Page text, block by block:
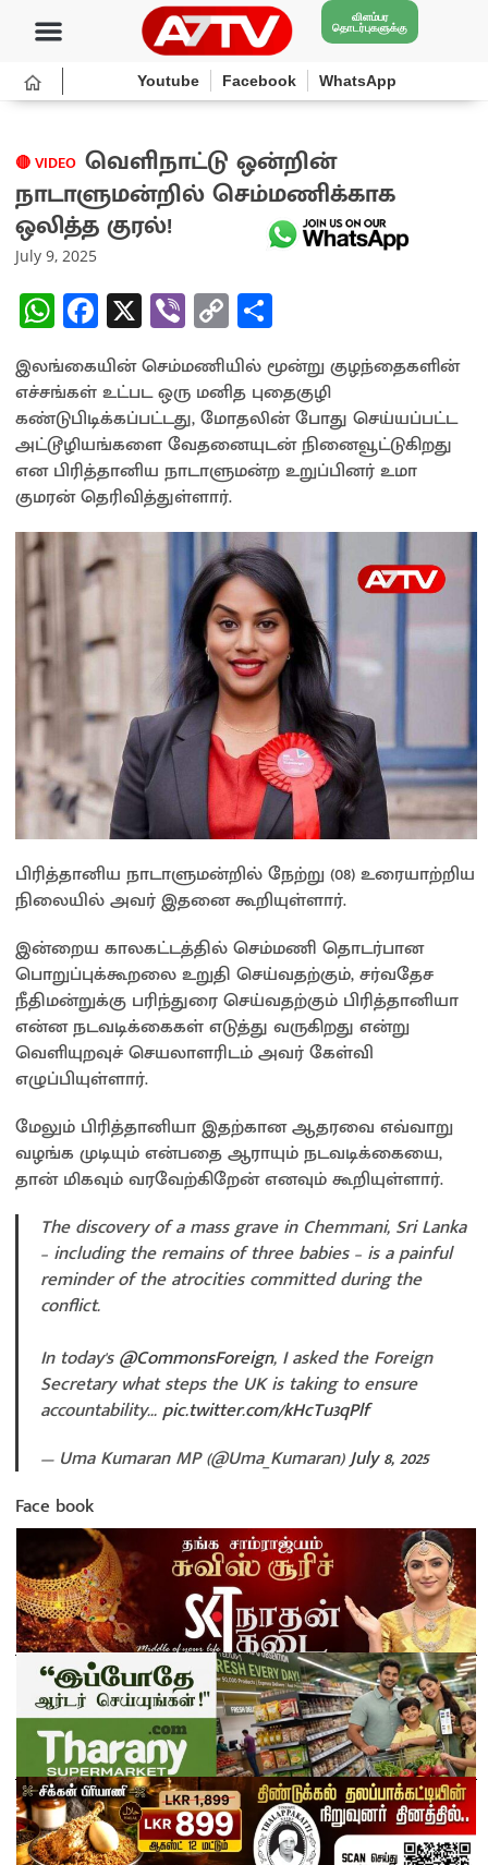
விளம்பர
தொடர்புகளுக்கு
Youtube Facebook WhatsApp
🔴 VIDEO வெளிநாட்டு ஒன்றின்
நாடாளுமன்றில் செம்மணிக்காக
ஒலித்த குரல்!
July 9, 2025
W
h
at
sA
p
p
Fa
ce
b
o
o
k
X Vi
b
er
C
o
py
Li
n
k
ar
e
இலங்கையின் செம்மணியில் மூன்று குழந்தைகளின்
எச்சங்கள் உட்பட ஒரு மனித புதைகுழி
கண்டுபிடிக்கப்பட்டது, மோதலின் போது செய்யப்பட்ட
அட்டூழியங்களை வேதனையுடன் நினைவூட்டுகிறது
என பிரித்தானிய நாடாளுமன்ற உறுப்பினர் உமா
குமரன் தெரிவித்துள்ளார்.
பிரித்தானிய நாடாளுமன்றில் நேற்று (08) உரையாற்றிய
நிலையில் அவர் இதனை கூறியுள்ளார்.
இன்றைய காலகட்டத்தில் செம்மணி தொடர்பான
பொறுப்புக்கூறலை உறுதி செய்வதற்கும், சர்வதேச
நீதிமன்றுக்கு பரிந்துரை செய்வதற்கும் பிரித்தானியா
என்ன நடவடிக்கைகள் எடுத்து வருகிறது என்று
வெளியுறவுச் செயலாளரிடம் அவர் கேள்வி
எழுப்பியுள்ளார்.
மேலும் பிரித்தானியா இதற்கான ஆதரவை எவ்வாறு
வழங்க முடியும் என்பதை ஆராயும் நடவடிக்கையை,
தான் மிகவும் வரவேற்கிறேன் எனவும் கூறியுள்ளார்.
The discovery of a mass grave in Chemmani, Sri Lanka
– including the remains of three babies – is a painful
reminder of the atrocities committed during the
conflict.
In today's@CommonsForeign, I asked the Foreign
Secretary what steps the UK is taking to ensure
accountability…pic.twitter.com/kHcTu3qPlf
— Uma Kumaran MP (@Uma_Kumaran)July 8, 2025
Face book